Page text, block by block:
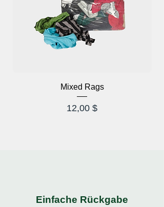
Mixed Rags
Preis
12,00 $
Einfache Rückgabe